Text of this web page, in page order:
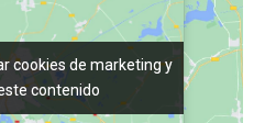
cookies de marketing y
contenido
cookies de marketing y
contenido